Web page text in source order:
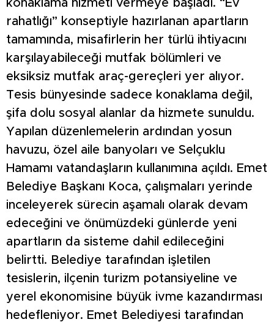
konaklama hizmeti vermeye başladı. “Ev
rahatlığı” konseptiyle hazırlanan apartların
tamamında, misafirlerin her türlü ihtiyacını
karşılayabileceği mutfak bölümleri ve
eksiksiz mutfak araç-gereçleri yer alıyor.
Tesis bünyesinde sadece konaklama değil,
şifa dolu sosyal alanlar da hizmete sunuldu.
Yapılan düzenlemelerin ardından yosun
havuzu, özel aile banyoları ve Selçuklu
Hamamı vatandaşların kullanımına açıldı. Emet
Belediye Başkanı Koca, çalışmaları yerinde
inceleyerek sürecin aşamalı olarak devam
edeceğini ve önümüzdeki günlerde yeni
apartların da sisteme dahil edileceğini
belirtti. Belediye tarafından işletilen
tesislerin, ilçenin turizm potansiyeline ve
yerel ekonomisine büyük ivme kazandırması
hedefleniyor. Emet Belediyesi tarafından